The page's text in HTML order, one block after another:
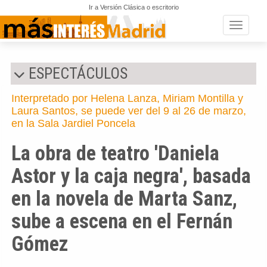
Ir a Versión Clásica o escritorio
Toggle
ESPECTÁCULOS
Interpretado por Helena Lanza, Miriam Montilla y
Laura Santos, se puede ver del 9 al 26 de marzo,
en la Sala Jardiel Poncela
La obra de teatro 'Daniela
Astor y la caja negra', basada
en la novela de Marta Sanz,
sube a escena en el Fernán
Gómez